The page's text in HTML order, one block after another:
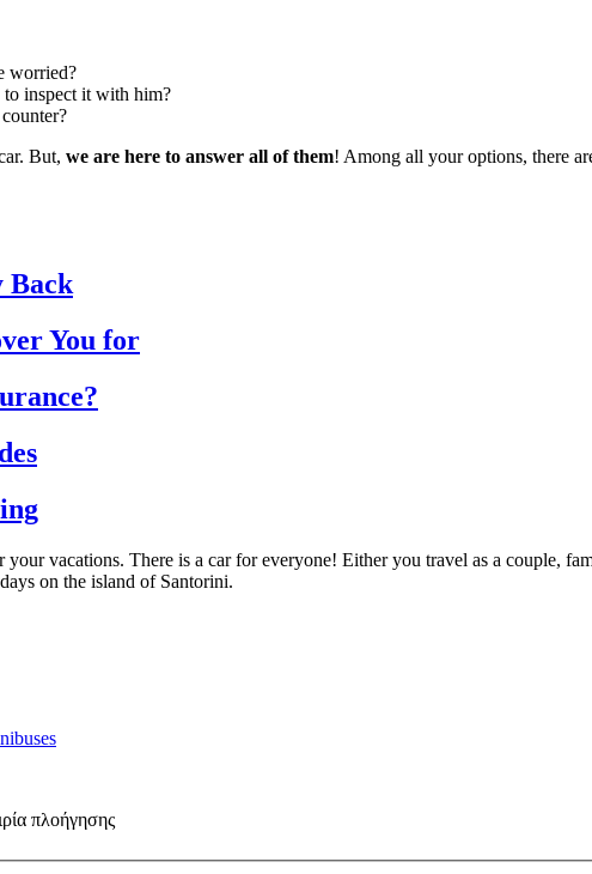
worried?
to inspect it with him?
But, we are here to answer all of them! Among all your options, there
Back
You for
your vacations. There is a car for everyone! Either you travel as a couple,
on the island of Santorini.
πλοήγησης